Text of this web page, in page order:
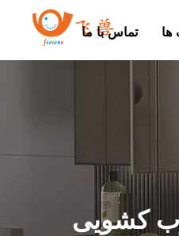
ها تماس با ما
درب کشویی